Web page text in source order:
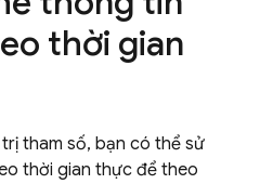
thời gian
tham số, bạn có thể sử
thời gian thực để theo